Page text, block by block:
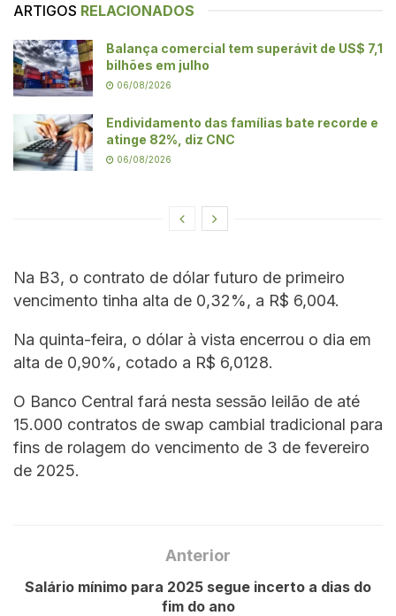
ARTIGOS RELACIONADOS
Balança comercial tem superávit de US$ 7,1
bilhões em julho
06/08/2026
Endividamento das famílias bate recorde e
atinge 82%, diz CNC
06/08/2026
Na B3, o contrato de dólar futuro de primeiro
vencimento tinha alta de 0,32%, a R$ 6,004.
Na quinta-feira, o dólar à vista encerrou o dia em
alta de 0,90%, cotado a R$ 6,0128.
O Banco Central fará nesta sessão leilão de até
15.000 contratos de swap cambial tradicional para
fins de rolagem do vencimento de 3 de fevereiro
de 2025.
Anterior
Salário mínimo para 2025 segue incerto a dias do
fim do ano